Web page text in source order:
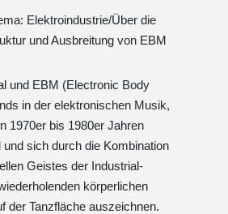
Elektroindustrie/Über die
und Ausbreitung von EBM
und EBM (Electronic Body
in der elektronischen Musik,
1970er bis 1980er Jahren
und sich durch die Kombination
Geistes der Industrial-
körperlichen
der Tanzfläche auszeichnen.